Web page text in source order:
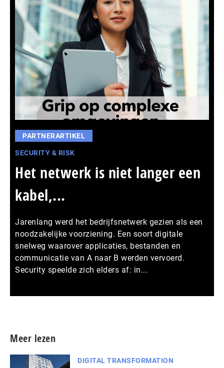
PARTNERARTIKEL
SECURITY & RISK
Het netwerk is niet langer een
kabel,...
Jarenlang werd het bedrijfsnetwerk gezien als een
noodzakelijke voorziening. Een soort digitale
snelweg waarover applicaties, bestanden en
communicatie van A naar B werden vervoerd.
Security speelde zich elders af: in...
Meer lezen
DIGITAL TRANSFORMATION